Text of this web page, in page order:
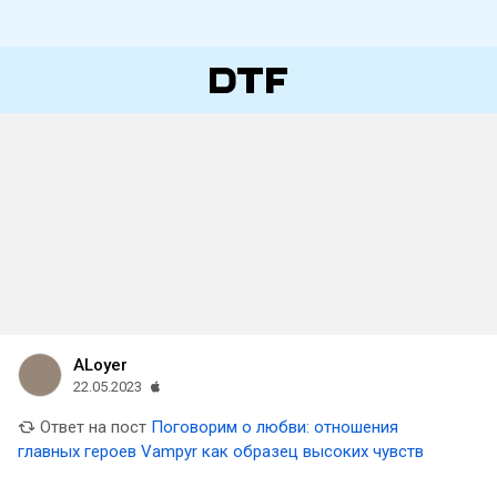
ALoyer
22.05.2023
Ответ на пост Поговорим о любви: отношения
главных героев Vampyr как образец высоких чувств